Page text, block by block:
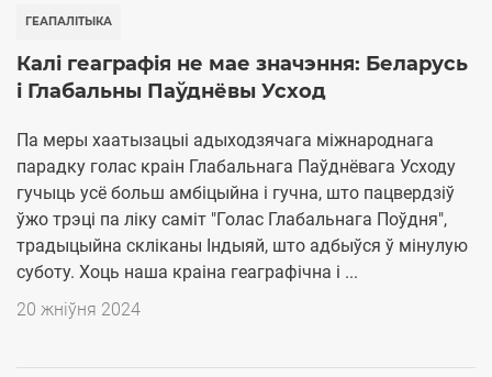
ГЕАПАЛІТЫКА
Калі геаграфія не мае значэння: Беларусь
і Глабальны Паўднёвы Усход
Па меры хаатызацыі адыходзячага міжнароднага
парадку голас краін Глабальнага Паўднёвага Усходу
гучыць усё больш амбіцыйна і гучна, што пацвердзіў
ўжо трэці па ліку саміт "Голас Глабальнага Поўдня",
традыцыйна скліканы Індыяй, што адбыўся ў мінулую
суботу. Хоць наша краіна геаграфічна і ...
20 жніўня 2024